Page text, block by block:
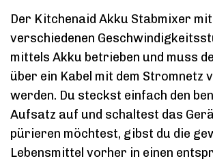
Der Kitchenaid Akku Stabmixer mit
verschiedenen
mittels Akku betrieben und muss
über ein Kabel mit dem Stromnetz
werden. Du steckst einfach den
Aufsatz auf und schaltest das
pürieren möchtest, gibst du die
Lebensmittel vorher in einen